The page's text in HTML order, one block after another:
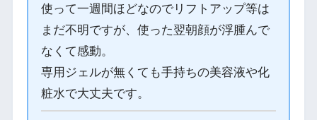
使って一週間ほどなのでリフトアップ等は
まだ不明ですが、使った翌朝顔が浮腫んで
なくて感動。
専用ジェルが無くても手持ちの美容液や化
粧水で大丈夫です。